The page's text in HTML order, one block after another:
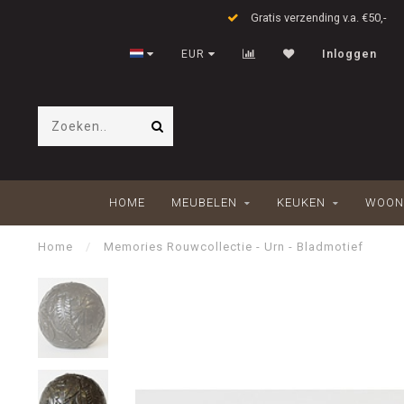
Gratis verzending v.a. €50,-
EUR Inloggen
HOME MEUBELEN KEUKEN
Home / Memories Rouwcollectie - Urn - Bladmotief